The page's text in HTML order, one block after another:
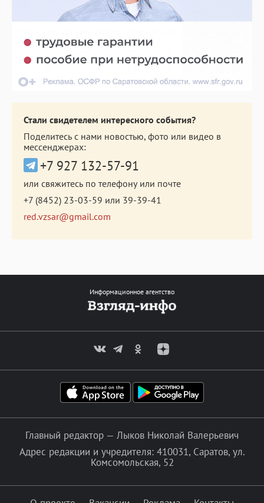
Стали свидетелем интересного события?
Поделитесь с нами новостью, фото или видео в
мессенджерах:
+7 927 132-57-91
или свяжитесь по телефону или почте
+7 (8452) 23-03-59 или 39-39-41
red.vzsar@gmail.com
Информационное агентство
Главный редактор — Лыков Николай Валерьевич
Адрес редакции и учредителя: 410031, Саратов, ул.
Комсомольская, 52